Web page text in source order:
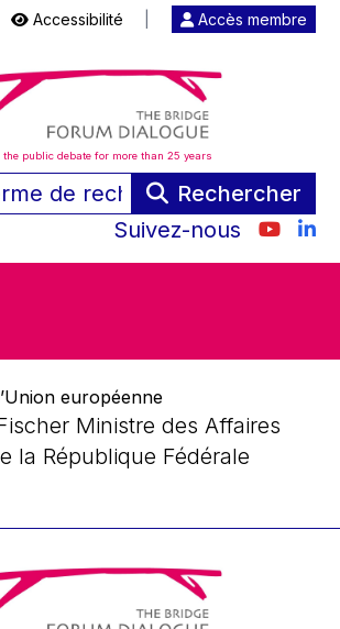
Accessibilité Accès membre
the public debate for more than 25 years
Rechercher
Suivez-nous
européenne
Ministre des Affaires
la République Fédérale